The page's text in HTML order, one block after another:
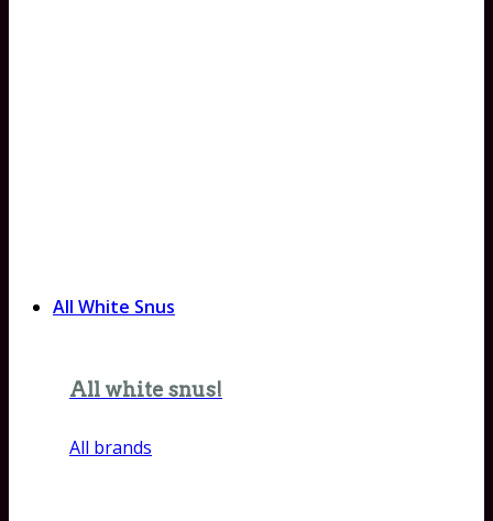
All White Snus
All white snus!
All brands